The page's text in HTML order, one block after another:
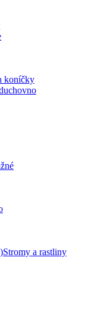
koníčky
Stromy a rastliny